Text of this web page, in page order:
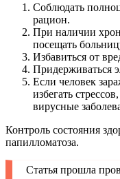
Соблюдать
рацион.
При наличии
посещать
Избавиться от
Придерживаться
Если человек
избегать
вирусные
Контроль состояния
папилломатоза.
Статья прошла